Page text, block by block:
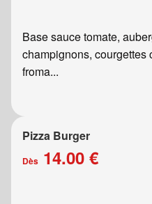
Base sauce tomate,
champignons, courgettes
froma...
Pizza Burger
Dès 14.00 €